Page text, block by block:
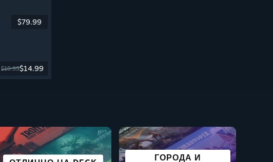
$79.99
$19.99$14.99
ГОРОДА И
СПОРТИВНЫЕ